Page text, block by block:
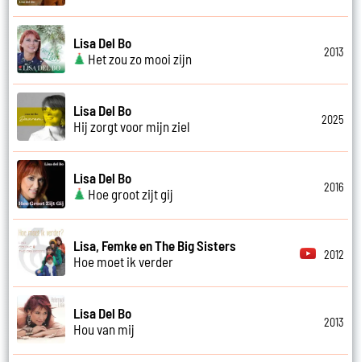
Lisa Del Bo
Het zou zo mooi zijn
2013
Lisa Del Bo
Hij zorgt voor mijn ziel
2025
Lisa Del Bo
Hoe groot zijt gij
2016
Lisa, Femke en The Big Sisters
Hoe moet ik verder
2012
Lisa Del Bo
Hou van mij
2013